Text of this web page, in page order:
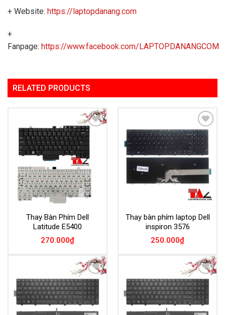
+ Website: https://laptopdanang.com
+
Fanpage: https://www.facebook.com/LAPTOPDANANGCOM
RELATED PRODUCTS
Add to
Wishlist
Thay Bàn Phím Dell
Latitude E5400
270.000₫
Add to
Wishlist
Thay bàn phím laptop Dell
inspiron 3576
250.000₫
Add to
Wishlist
Add to
Wishlist